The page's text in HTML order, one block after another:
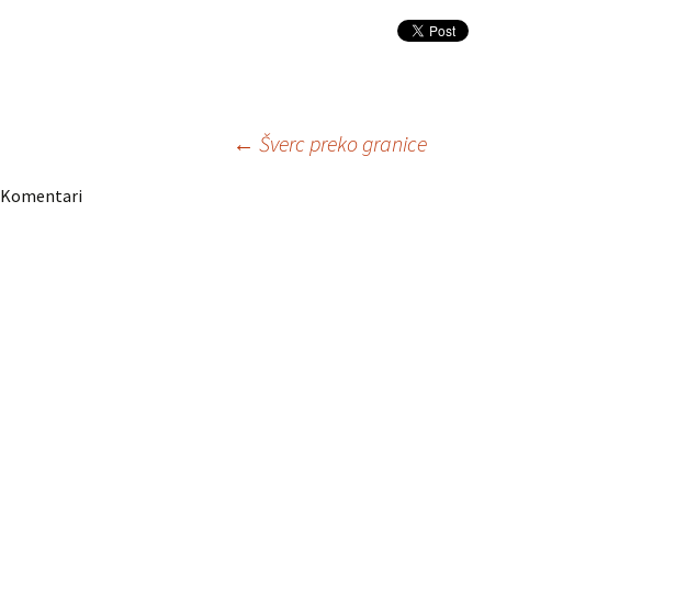
Navigacija
← Šverc preko granice
Komentari